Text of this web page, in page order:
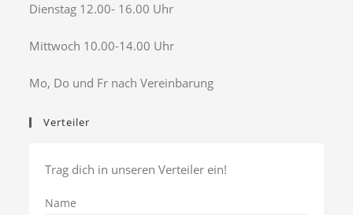
Dienstag 12.00- 16.00 Uhr
Mittwoch 10.00-14.00 Uhr
Mo, Do und Fr nach Vereinbarung
Verteiler
Trag dich in unseren Verteiler ein!
Name